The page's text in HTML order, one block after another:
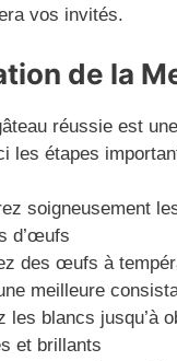
vos invités.
de la
réussie est
les étapes
soigneusement
d’œufs
des œufs à
meilleure
les blancs jusqu’à
et brillants